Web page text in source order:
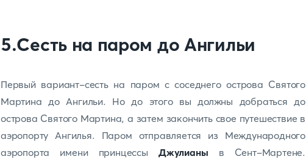
5.Сесть на паром до Ангильи
Первый вариант-сесть на паром с соседнего острова Святого
Мартина до Ангильи. Но до этого вы должны добраться до
острова Святого Мартина, а затем закончить свое путешествие в
аэропорту Ангилья. Паром отправляется из Международного
аэропорта имени принцессы Джулианы в Сент-Мартене.